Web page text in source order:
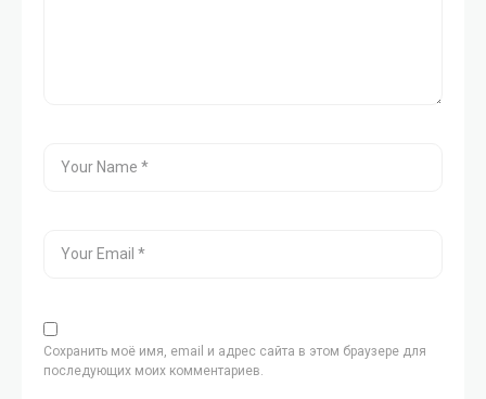
Сохранить моё имя, email и адрес сайта в этом браузере для
последующих моих комментариев.